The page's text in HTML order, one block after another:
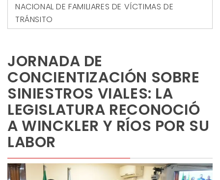
NACIONAL DE FAMILIARES DE VÍCTIMAS DE
TRÁNSITO
JORNADA DE
CONCIENTIZACIÓN SOBRE
SINIESTROS VIALES: LA
LEGISLATURA RECONOCIÓ
A WINCKLER Y RÍOS POR SU
LABOR